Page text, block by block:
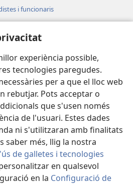
experiència possible,
tecnologies paregudes.
per a que el lloc web
rebutjar. Pots acceptar o
que s'usen només
de l'usuari. Estes dades
ni s'utilitzaran amb finalitats
saber més, llig la nostra
de galletes i tecnologies
en qualsevol
en la Configuració de
i funcionaris
Watchtower™
Bible and Tract Society of Pennsylvania.